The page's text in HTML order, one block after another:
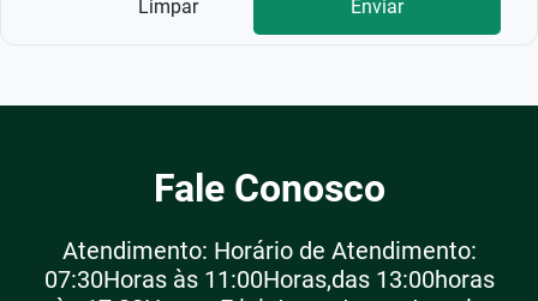
Limpar Enviar
Fale Conosco
Atendimento: Horário de Atendimento:
07:30Horas às 11:00Horas,das 13:00horas